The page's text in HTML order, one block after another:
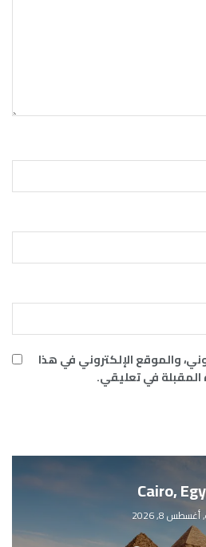
والموقع الإلكتروني في هذا
المقبلة في تعليقي.
Cairo,
8, 2026